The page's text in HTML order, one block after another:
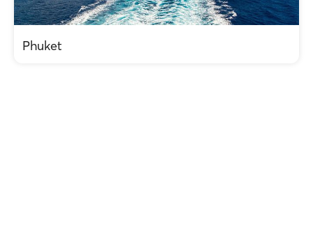
Phuket